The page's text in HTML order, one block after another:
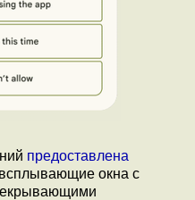
предоставлена
окна с